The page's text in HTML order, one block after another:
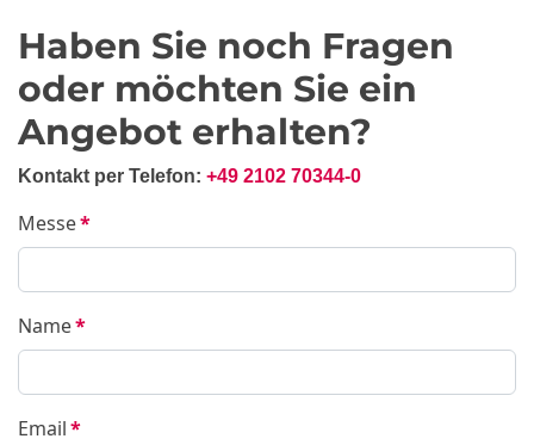
Haben Sie noch Fragen
oder möchten Sie ein
Angebot erhalten?
Kontakt per Telefon: +49 2102 70344-0
Messe*
Name*
Email*